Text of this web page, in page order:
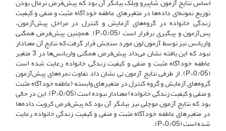
توزیع نمونه‌ای داده‌ها در متغیرهای عاطفه خودآگاه مثبت و منفی و کیفیت
زندگی خانواده در گروه‌های آزمایش و کنترل در مراحل پیش‌آزمون،
پس‌آزمون و پیگیری برقرار است (0/05<P). همچنین پیش‌فرض همگنی
واریانس نیز توسط آزمون لون مورد سنجش قرار گرفت که نتایج آن معنادار
نبود که این یافته نشان می‌داد پیش‌فرض همگنی واریانس‌ها در 3 متغیر
عاطفه خودآگاه مثبت و منفی و کیفیت زندگی خانواده رعایت شده است
(0/05<P). از طرفی نتایج آزمون تی نشان داد تفاوت نمره‌های پیش‌آزمون
گروه‌های آزمایش و گروه کنترل در متغیرهای وابسته (عاطفه خودآگاه مثبت
و منفی و کیفیت زندگی خانواده) معنادار نبوده است (0/05<P). این در حالی
بود که نتایج آزمون موچلی نیز بیانگر آن بود که پیش‌فرض کرویت داده‌ها
در متغیرهای عاطفه خودآگاه مثبت و منفی و کیفیت زندگی خانواده رعایت
شده است (0/05<P).